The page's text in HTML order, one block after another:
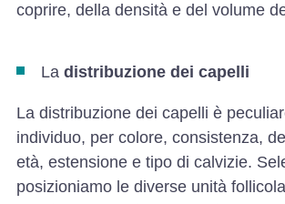
coprire, della densità e del volume
La distribuzione dei capelli
La distribuzione dei capelli è
individuo, per colore, consistenza,
età, estensione e tipo di calvizie.
posizioniamo le diverse unità